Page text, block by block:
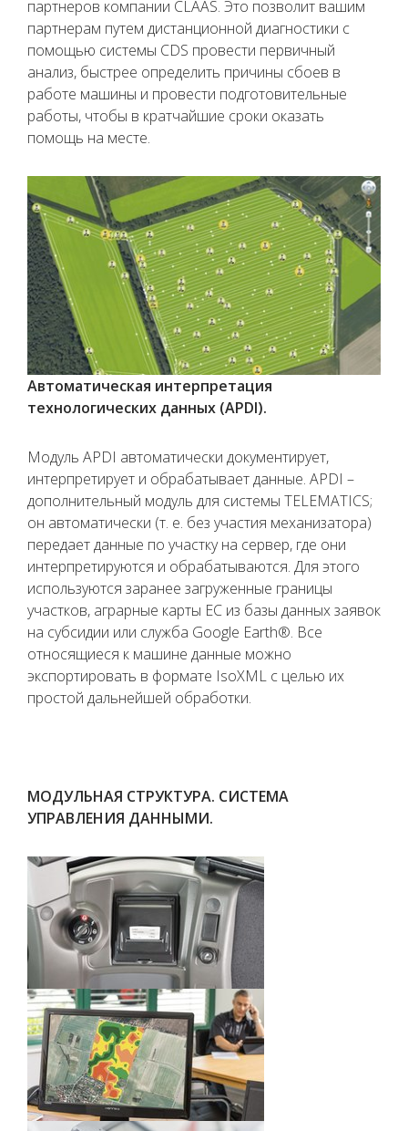
партнеров компании CLAAS. Это позволит вашим
партнерам путем дистанционной диагностики с
помощью системы CDS провести первичный
анализ, быстрее определить причины сбоев в
работе машины и провести подготовительные
работы, чтобы в кратчайшие сроки оказать
помощь на месте.
Автоматическая интерпретация
технологических данных (APDI).
Модуль APDI автоматически документирует,
интерпретирует и обрабатывает данные. APDI –
дополнительный модуль для системы TELEMATICS;
он автоматически (т. е. без участия механизатора)
передает данные по участку на сервер, где они
интерпретируются и обрабатываются. Для этого
используются заранее загруженные границы
участков, аграрные карты ЕС из базы данных заявок
на субсидии или служба Google Earth®. Все
относящиеся к машине данные можно
экспортировать в формате IsoXML с целью их
простой дальнейшей обработки.
МОДУЛЬНАЯ СТРУКТУРА. СИСТЕМА
УПРАВЛЕНИЯ ДАННЫМИ.